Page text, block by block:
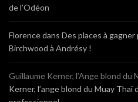
de l’Odéon
Florencedans Des places à
Birchwood à Andrésy !
Guillaume Kerner, l’Ange blond du
Kerner, l’ange blond du Muay